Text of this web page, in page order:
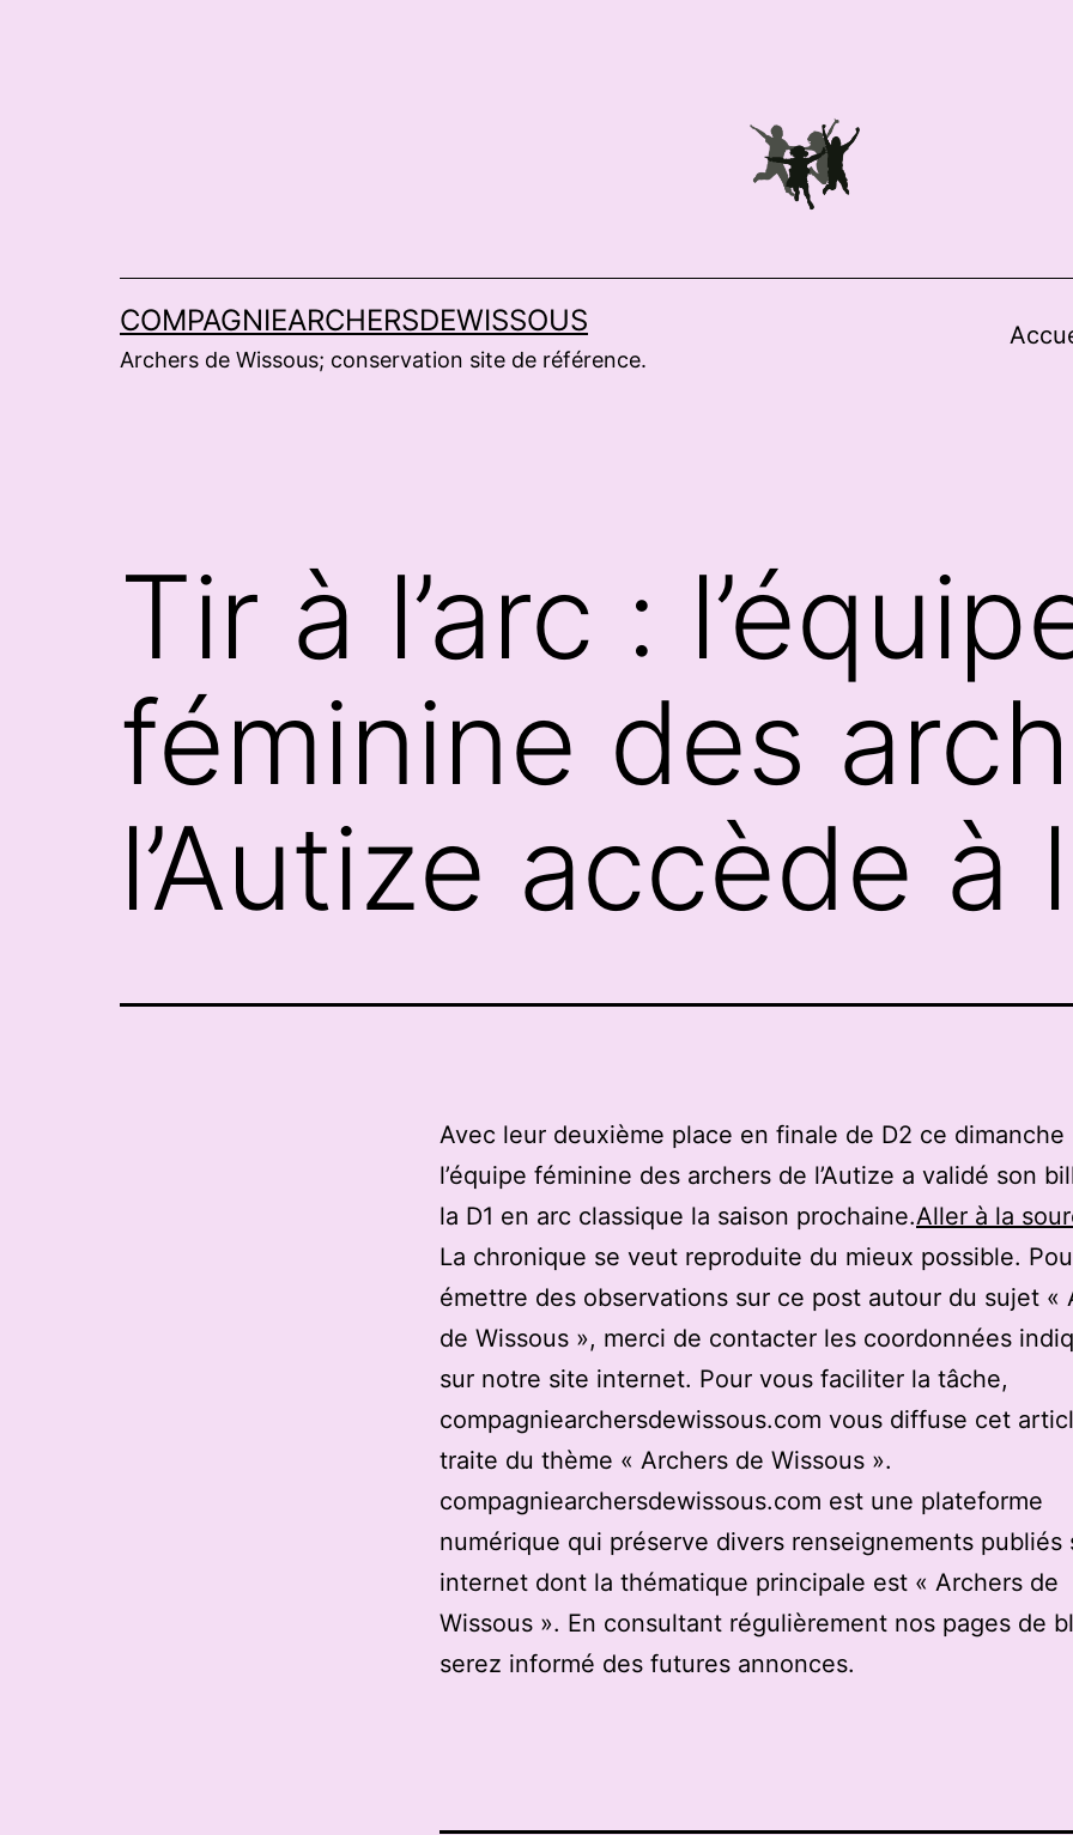
COMPAGNIEARCHERSDEWISSOUS
Archers de Wissous; conservation site de référence.
Tir à l’arc :
féminine des
l’Autize accède à
Avec leur deuxième place en finale de D2 ce
l’équipe féminine des archers de l’Autize a validé son
la D1 en arc classique la saison prochaine.Aller à la
La chronique se veut reproduite du mieux possible.
émettre des observations sur ce post autour du sujet «
de Wissous », merci de contacter les coordonnées
sur notre site internet. Pour vous faciliter la tâche,
compagniearchersdewissous.com vous diffuse cet
traite du thème « Archers de Wissous ».
compagniearchersdewissous.com est une plateforme
numérique qui préserve divers renseignements publiés
internet dont la thématique principale est « Archers de
Wissous ». En consultant régulièrement nos pages de
serez informé des futures annonces.